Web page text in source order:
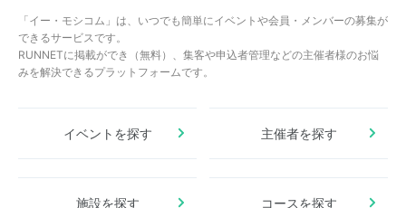
「イー・モシコム」は、いつでも簡単にイベントや会員・メンバーの募集が
できるサービスです。
RUNNETに掲載ができ（無料）、集客や申込者管理などの主催者様のお悩
みを解決できるプラットフォームです。
イベントを探す 主催者を探す
施設を探す コースを探す